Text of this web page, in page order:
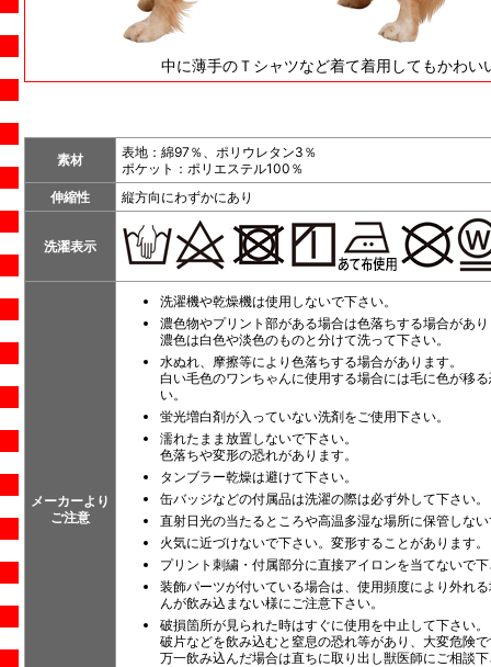
中に薄手のＴシャツなど着て着用してもかわ
素材
表地：綿97％、ポリウレタン3％
ポケット：ポリエステル100％
伸縮性
縦方向にわずかにあり
洗濯表示
メーカーより
ご注意
洗濯機や乾燥機は使用しないで下さい。
濃色物やプリント部がある場合は色落ちする場合があ
濃色は白色や淡色のものと分けて洗って下さい。
水ぬれ、摩擦等により色落ちする場合があります。
白い毛色のワンちゃんに使用する場合には毛に色が移
い。
蛍光増白剤が入っていない洗剤をご使用下さい。
濡れたまま放置しないで下さい。
色落ちや変形の恐れがあります。
タンブラー乾燥は避けて下さい。
缶バッジなどの付属品は洗濯の際は必ず外して下さい。
直射日光の当たるところや高温多湿な場所に保管しな
火気に近づけないで下さい。変形することがあります。
プリント刺繍・付属部分に直接アイロンを当てないで
装飾パーツが付いている場合は、使用頻度により外れ
んが飲み込まない様にご注意下さい。
破損箇所が見られた時はすぐに使用を中止して下さい。
破片などを飲み込むと窒息の恐れ等があり、大変危険
万一飲み込んだ場合は直ちに取り出し獣医師にご相談